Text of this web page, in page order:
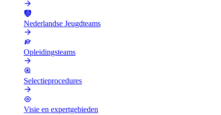
Nederlandse Jeugdteams
Opleidingsteams
Selectieprocedures
Visie en expertgebieden